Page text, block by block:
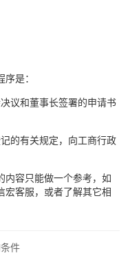
是：
议和董事长签署的申请书
的有关规定，向工商行政
内容只能做一个参考，如
宏客服，或者了解其它相
件